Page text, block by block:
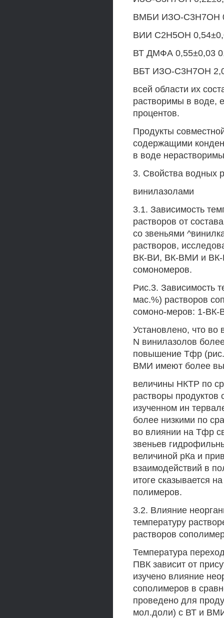
ВМБИ ИЗО-С3Н7ОН
ВИИ С2Н5ОН
ВТ ДМФА 0,55±0,03
ВБТ ИЗО-С3Н7ОН
всей области их
растворимы в воде,
процентов.
Продукты
содержащими
в воде
3. Свойства водных
винилазолами
3.1. Зависимость
растворов от
со звеньями
растворов,
ВК-ВИ, ВК-ВМИ и ВК-
сомономеров.
Рис.3. Зависимость
мас.%) растворов
сомоно-меров: 1-
Установлено, что во
N винилазолов
повышение Тфр
ВМИ имеют более
величины НКТР по
растворы
изученном ин
более низкими по
во влиянии на Тфр
звеньев
величиной рКа и
взаимодействий в
итоге сказывается
полимеров.
3.2. Влияние
температуру
растворов
Температура
ПВК зависит от
изучено влияние
сополимеров в
проведено для
мол.доли) с ВТ и